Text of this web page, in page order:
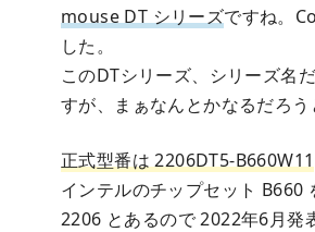
mouse DT シリーズですね。
した。
このDTシリーズ、シリーズ名
すが、まぁなんとかなるだろう
正式型番は 2206DT5-B660W11
インテルのチップセット B660
2206 とあるので 2022年6月発